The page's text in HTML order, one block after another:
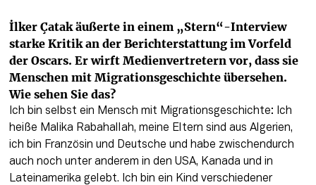
İlker Çatak äußerte in einem „Stern“-Interview
starke Kritik an der Berichterstattung im Vorfeld
der Oscars. Er wirft Medienvertretern vor, dass sie
Menschen mit Migrationsgeschichte übersehen.
Wie sehen Sie das?
Ich bin selbst ein Mensch mit Migrationsgeschichte: Ich
heiße Malika Rabahallah, meine Eltern sind aus Algerien,
ich bin Französin und Deutsche und habe zwischendurch
auch noch unter anderem in den USA, Kanada und in
Lateinamerika gelebt. Ich bin ein Kind verschiedener